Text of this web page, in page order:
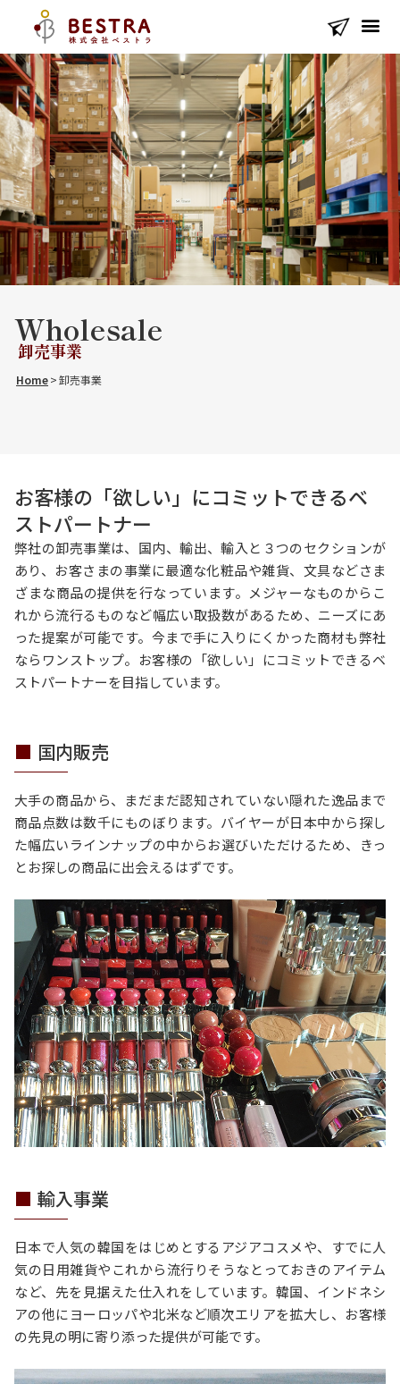
Wholesale
卸売事業
Home>卸売事業
お客様の「欲しい」にコミットできるベ
ストパートナー
弊社の卸売事業は、国内、輸出、輸入と３つのセクションが
あり、お客さまの事業に最適な化粧品や雑貨、文具などさま
ざまな商品の提供を行なっています。メジャーなものからこ
れから流行るものなど幅広い取扱数があるため、ニーズにあ
った提案が可能です。今まで手に入りにくかった商材も弊社
ならワンストップ。お客様の「欲しい」にコミットできるベ
ストパートナーを目指しています。
国内販売
大手の商品から、まだまだ認知されていない隠れた逸品まで
商品点数は数千にものぼります。バイヤーが日本中から探し
た幅広いラインナップの中からお選びいただけるため、きっ
とお探しの商品に出会えるはずです。
輸入事業
日本で人気の韓国をはじめとするアジアコスメや、すでに人
気の日用雑貨やこれから流行りそうなとっておきのアイテム
など、先を見据えた仕入れをしています。韓国、インドネシ
アの他にヨーロッパや北米など順次エリアを拡大し、お客様
の先見の明に寄り添った提供が可能です。